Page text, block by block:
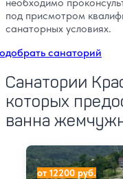
под присмотром
санаторных условиях.
санаторий
Санатории
которых
ванна
Лечебно-
от 12200 руб.